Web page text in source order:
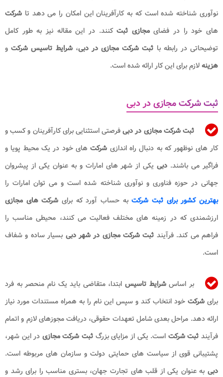
نوآوری شناخته شده است که به کارآفرینان این امکان را می دهد تا شرکت
های خود را در فضایمجازی ثبتکنند. در این مقاله نیز به طور کامل
توضیحاتی در رابطه با ثبت شرکت مجازی در دبی، شرایط تاسیس شرکت و
هزینهلازم برای این کار ارائه شده است.
ثبت شرکت مجازی در دبی
ثبت شرکت مجازی در دبیفرصتی استثنایی برای کارآفرینان و کسب و
کار های نوظهور که به دنبال راه اندازی شرکت های خود در یک محیط پویا و
فراگیر می باشند. دبییکی از شهر های امارات و به عنوان یکی از پیشروان
جهانی در حوزه فناوری و نوآوری شناخته شده است و می توان امارات را
بهترین کشور برای ثبت شرکتبه حساب آورد که برای شرکت های مجازی
ارزشمندی که در زمینه های مختلف فعالیت می کنند، محیطی مناسب را
فراهم می کند. فرآیند ثبت شرکت مجازی در شهر دبی بسیار ساده و شفاف
است.
بر اساسشرایط تاسیسابتدا، متقاضی باید یک نام منحصر به فرد
برای شرکت خود انتخاب کند و سپس این نام را به همراه مستندات مورد نیاز
ارائه دهد. مراحل بعدی شامل تعهدات حقوقی، دریافت مجوزهای لازم و اتمام
فرآیندثبت شرکت است. یکی از مزایای بزرگ ثبت شرکت مجازی در این شهر،
پشتیبانی قوی از سیاست های حمایتی دولت و سازمان های مربوطه است.
دبی به عنوان یکی از قلب های تجارت جهان، بستری مناسب را برای رشد و